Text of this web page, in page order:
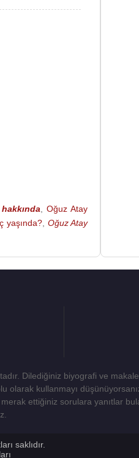
, Oğuz Atay
yaşında?, Oğuz Atay
Dilediğiniz biyografi ve
kullanmayı
ettiğiniz sorulara yanıtlar
saklıdır.